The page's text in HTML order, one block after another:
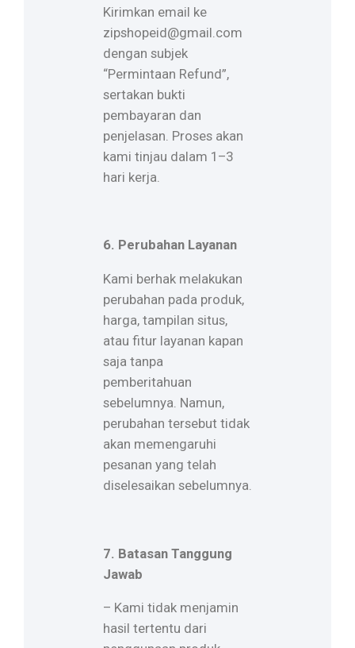
Kirimkan email ke
zipshopeid@gmail.com
dengan subjek
“Permintaan Refund”,
sertakan bukti
pembayaran dan
penjelasan. Proses akan
kami tinjau dalam 1–3
hari kerja.
6. Perubahan Layanan
Kami berhak melakukan
perubahan pada produk,
harga, tampilan situs,
atau fitur layanan kapan
saja tanpa
pemberitahuan
sebelumnya. Namun,
perubahan tersebut tidak
akan memengaruhi
pesanan yang telah
diselesaikan sebelumnya.
7. Batasan Tanggung
Jawab
– Kami tidak menjamin
hasil tertentu dari